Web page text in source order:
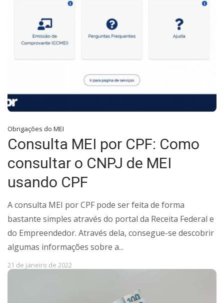
Obrigações do MEI
Consulta MEI por CPF: Como
consultar o CNPJ de MEI
usando CPF
A consulta MEI por CPF pode ser feita de forma
bastante simples através do portal da Receita Federal e
do Empreendedor. Através dela, consegue-se descobrir
algumas informações sobre a...
21 de janeiro de 2022